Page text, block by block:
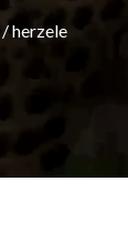
/herzele